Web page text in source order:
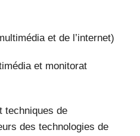
et de l’internet)
et monitorat
techniques de
des technologies de